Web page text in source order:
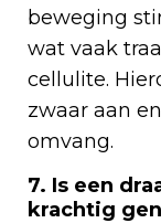
beweging
wat vaak
cellulite.
zwaar aan
omvang.
7. Is een
krachtig